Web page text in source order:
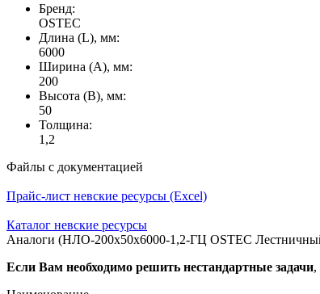
Бренд:
OSTEC
Длина (L), мм:
6000
Ширина (А), мм:
200
Высота (В), мм:
50
Толщина:
1,2
Файлы с документацией
Прайс-лист невские ресурсы (Excel)
Каталог невские ресурсы
Аналоги (НЛО-200х50х6000-1,2-ГЦ OSTEC
Если Вам необходимо решить нестандартные задачи,